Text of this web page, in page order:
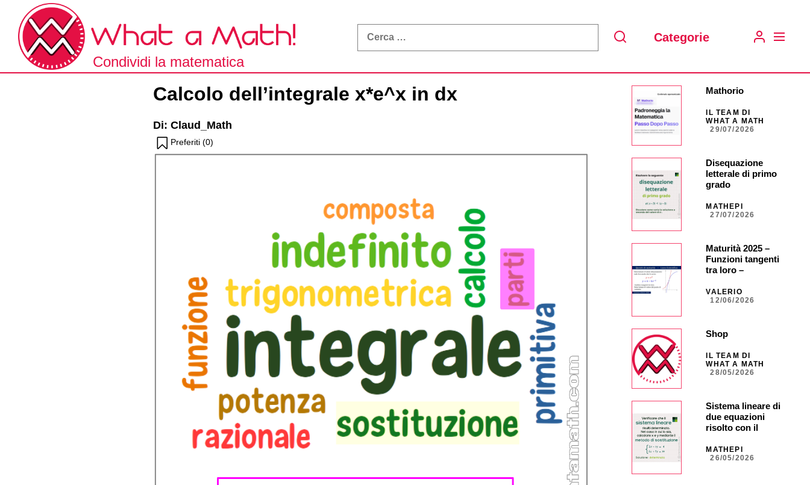
content
a
Math!
Condividi la matematica
spiegata a modo tuo.
Categorie
Calcolo dell’integrale x*e^x in dx
Di: Claud_Math
Preferiti (0)
Mathorio
IL TEAM DI
WHAT A MATH
29/07/2026
Disequazione
letterale di primo
grado
MATHEPI
27/07/2026
Maturità 2025 –
Funzioni tangenti
tra loro –
Quesito 5
VALERIO
12/06/2026
Shop
IL TEAM DI
WHAT A MATH
28/05/2026
Sistema lineare di
due equazioni
risolto con il
sostituzione
MATHEPI
26/05/2026